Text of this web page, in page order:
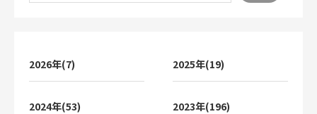
2026年(7) 2025年(19)
2024年(53) 2023年(196)